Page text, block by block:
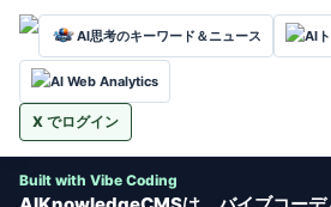
AI思考のキーワード＆ニュース AI
AI Web Analytics
X でログイン
Built with Vibe Coding